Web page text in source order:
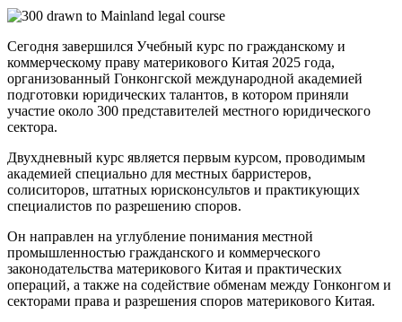
Сегодня завершился Учебный курс по гражданскому и
коммерческому праву материкового Китая 2025 года,
организованный Гонконгской международной академией
подготовки юридических талантов, в котором приняли
участие около 300 представителей местного юридического
сектора.
Двухдневный курс является первым курсом, проводимым
академией специально для местных барристеров,
солиситоров, штатных юрисконсультов и практикующих
специалистов по разрешению споров.
Он направлен на углубление понимания местной
промышленностью гражданского и коммерческого
законодательства материкового Китая и практических
операций, а также на содействие обменам между Гонконгом и
секторами права и разрешения споров материкового Китая.